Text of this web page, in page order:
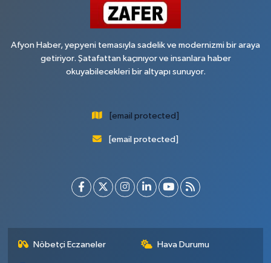
Afyon Haber, yepyeni temasıyla sadelik ve modernizmi bir araya
getiriyor. Şatafattan kaçınıyor ve insanlara haber
okuyabilecekleri bir altyapı sunuyor.
[email protected]
[email protected]
Nöbetçi Eczaneler Hava Durumu